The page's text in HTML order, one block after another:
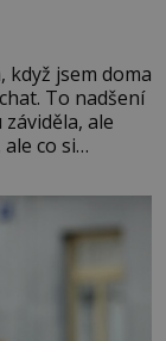
když jsem doma
To nadšení
ale
co si
když